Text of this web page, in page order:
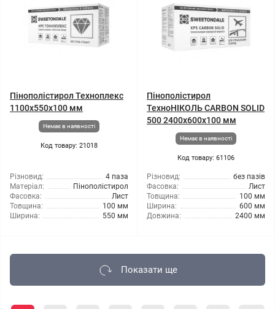
Пінополістирол Техноплекс
1100x550x100 мм
Немає в наявності
Код товару: 21018
Різновид:
4 паза
Матеріал:
Пінополістирол
Фасовка:
Лист
Товщина:
100 мм
Ширина:
550 мм
Пінополістирол
ТехноНІКОЛЬ CARBON SOLID
500 2400x600x100 мм
Немає в наявності
Код товару: 61106
Різновид:
без пазів
Фасовка:
Лист
Товщина:
100 мм
Ширина:
600 мм
Довжина:
2400 мм
Показати ще